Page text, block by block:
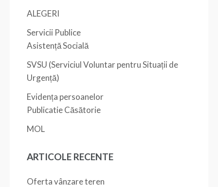
ALEGERI
Servicii Publice
Asistență Socială
SVSU (Serviciul Voluntar pentru Situații de
Urgență)
Evidența persoanelor
Publicatie Căsătorie
MOL
ARTICOLE RECENTE
Oferta vânzare teren